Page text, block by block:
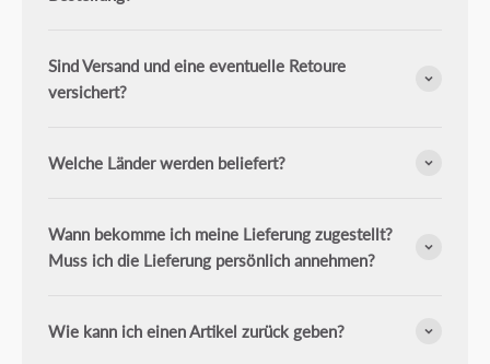
Sind Versand und eine eventuelle Retoure
versichert?
Welche Länder werden beliefert?
Wann bekomme ich meine Lieferung zugestellt?
Muss ich die Lieferung persönlich annehmen?
Wie kann ich einen Artikel zurück geben?